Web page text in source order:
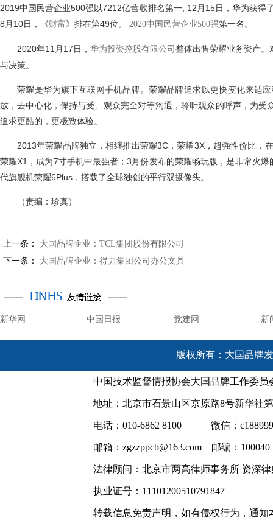
2019中国民营企业500强以7212亿营收排名第一; 12月15日，华为获
8月10日，《财富》排在第49位。 2020中国民营企业500强第一名。
2020年11月17日， 华为投资控股有限公司 整体出售荣耀业务资产
与决策。
荣耀是华为旗下互联网手机品牌。荣耀品牌追求以更快变化来适
放，去中心化，保持与受、观众完全对等沟通，聆听观众的呼声，为
追求更酷的，更极致体验。
2013年荣耀品牌独立，相继推出荣耀3C，荣耀3X，超强性价比，
荣耀X1，成为7寸手机中最强者；3月份发布的荣耀畅玩版，是非常火
代旗舰机荣耀6Plus，搭载了全球独创的平行双摄像头。
（责编：珍真）
上一条： 大国品牌企业：TCL集团股份有限公司
下一条： 大国品牌企业：得力集团公司办公文具
新华网 中国日报 党建网 新
版权所有：大国品牌
中国技术监督情报协会大国品牌工作委员
地址：北京市石景山区京原路8号新华社
电话：010-6862 8100 微信：
邮箱：zgzzppcb@163.com 邮编：100040
法律顾问：北京市两高律师事务所 资深
执业证号：11101200510791847
转载信息免责声明，如有侵权行为，通知